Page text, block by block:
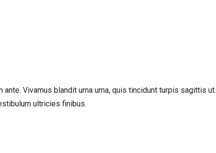
Vivamus blandit urna urna, quis tincidunt turpis sagittis ut.
ultricies finibus.